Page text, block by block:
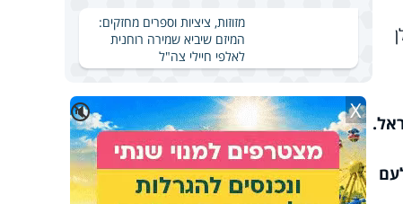
מזוזות, ציציות וספרים מחזקים:
המיזם שיביא שמירה רוחנית
לאלפי חיילי צה"ל
🔇 X